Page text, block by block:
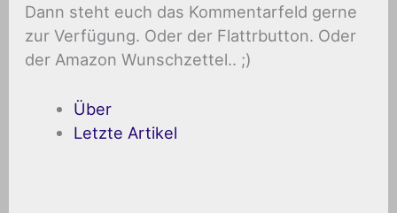
Dann steht euch das Kommentarfeld gerne
zur Verfügung. Oder der Flattrbutton. Oder
der Amazon Wunschzettel.. ;)
Über
Letzte Artikel